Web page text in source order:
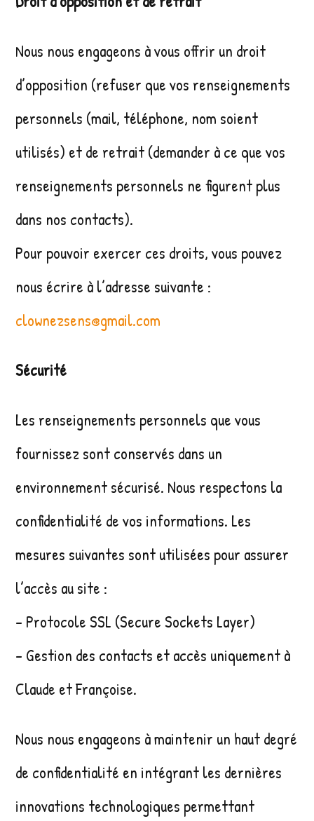
Nous nous engageons à vous offrir un droit
d’opposition (refuser que vos renseignements
personnels (mail, téléphone, nom soient
utilisés) et de retrait (demander à ce que vos
renseignements personnels ne figurent plus
dans nos contacts).
Pour pouvoir exercer ces droits, vous pouvez
nous écrire à l’adresse suivante :
clownezsens@gmail.com
Sécurité
Les renseignements personnels que vous
fournissez sont conservés dans un
environnement sécurisé. Nous respectons la
confidentialité de vos informations. Les
mesures suivantes sont utilisées pour assurer
l’accès au site :
– Protocole SSL (Secure Sockets Layer)
– Gestion des contacts et accès uniquement à
Claude et Françoise.
Nous nous engageons à maintenir un haut degré
de confidentialité en intégrant les dernières
innovations technologiques permettant